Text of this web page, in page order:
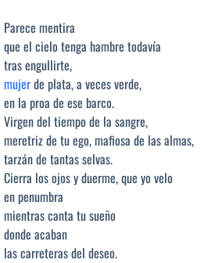
Parece mentira
que el cielo tenga hambre todavía
tras engullirte,
mujerde plata, a veces verde,
en la proa de ese barco.
Virgen del tiempo de la sangre,
meretriz de tu ego, mafiosa de las almas,
tarzán de tantas selvas.
Cierra los ojos y duerme, que yo velo
en penumbra
mientras canta tu sueño
donde acaban
las carreteras del deseo.